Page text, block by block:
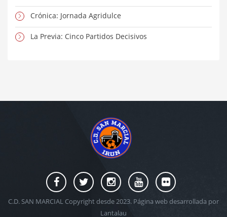
Crónica: Jornada Agridulce
La Previa: Cinco Partidos Decisivos
C.D. SAN MARCIAL Copyright desde 2023. Página web desarrollada por
Lantalau